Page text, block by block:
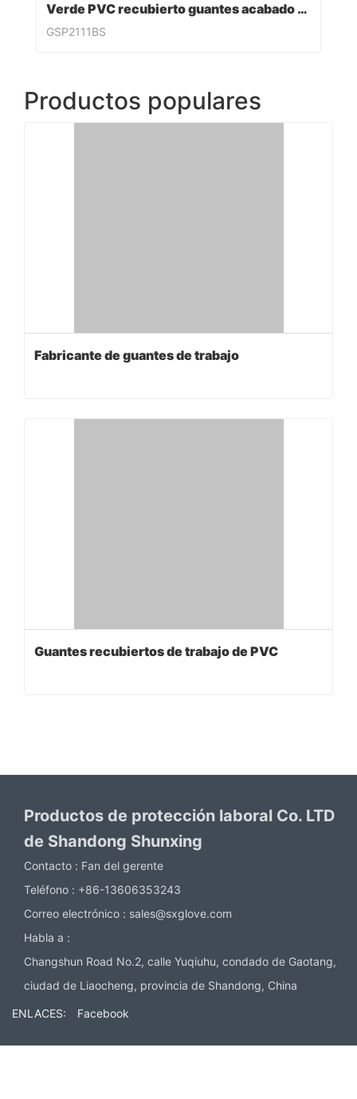
Verde PVC recubierto guantes acabado sandy
GSP2111BS
Productos populares
Fabricante de guantes de trabajo
Guantes recubiertos de trabajo de PVC
Productos de protección laboral Co. LTD
de Shandong Shunxing
Contacto : Fan del gerente
Teléfono : +86-13606353243
Correo electrónico : sales@sxglove.com
Habla a :
Changshun Road No.2, calle Yuqiuhu, condado de Gaotang,
ciudad de Liaocheng, provincia de Shandong, China
ENLACES: Facebook